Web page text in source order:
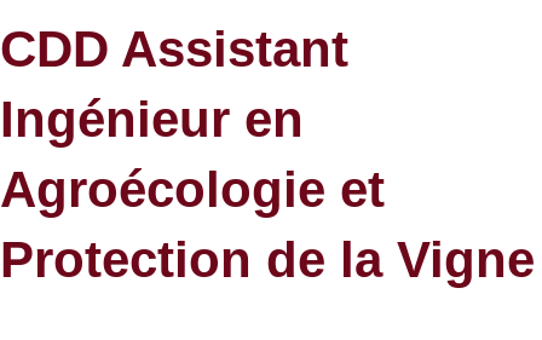
CDD Assistant
Ingénieur en
Agroécologie et
Protection de la Vigne